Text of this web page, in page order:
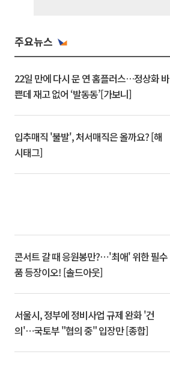
주요뉴스
22일 만에 다시 문 연 홈플러스…정상화 바
쁜데 재고 없어 ‘발동동’[가보니]
입추매직 '불발', 처서매직은 올까요? [해
시태그]
콘서트 갈 때 응원봉만?⋯'최애' 위한 필수
품 등장이오! [솔드아웃]
서울시, 정부에 정비사업 규제 완화 '건
의'⋯국토부 "협의 중" 입장만 [종합]